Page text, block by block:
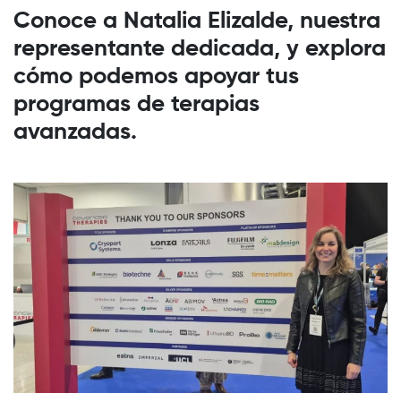
Conoce a Natalia Elizalde, nuestra
representante dedicada, y explora
cómo podemos apoyar tus
programas de terapias
avanzadas.